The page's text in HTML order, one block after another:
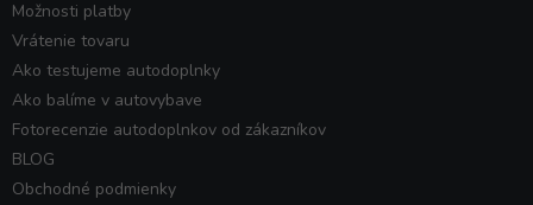
Možnosti platby
Vrátenie tovaru
Ako testujeme autodoplnky
Ako balíme v autovybave
Fotorecenzie autodoplnkov od zákazníkov
BLOG
Obchodné podmienky